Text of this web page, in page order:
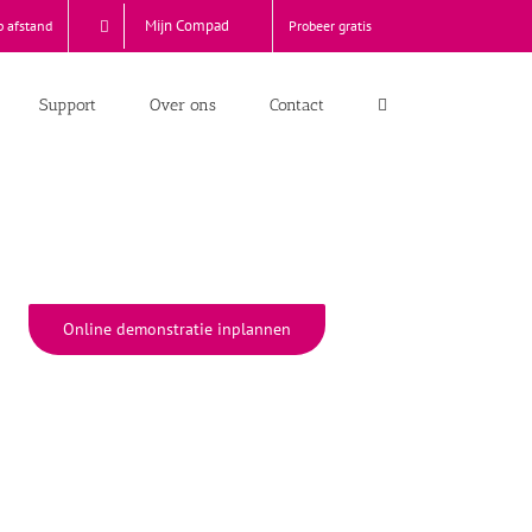
afstand Mijn Compad Probeer gratis
Support Over ons Contact
Online demonstratie inplannen